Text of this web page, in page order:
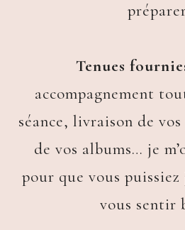
Tenues
accompagnement
séance, livraison de
de vos albums… je
pour que vous
vous sentir